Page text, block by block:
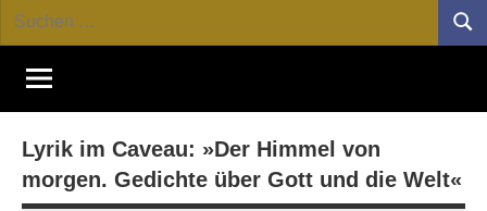
GEDICHT
blog
Forum
von
DAS
Lyrik,
Essay
Suchen
Lyrik im Caveau: »Der Himmel von
morgen. Gedichte über Gott und die Welt«